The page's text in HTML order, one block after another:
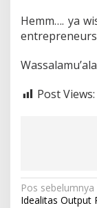
Hemm…. ya
Post Views:
N
Pos sebelumnya
Idealitas Output